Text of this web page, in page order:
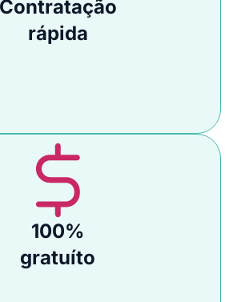
Contratação
rápida
100%
gratuíto